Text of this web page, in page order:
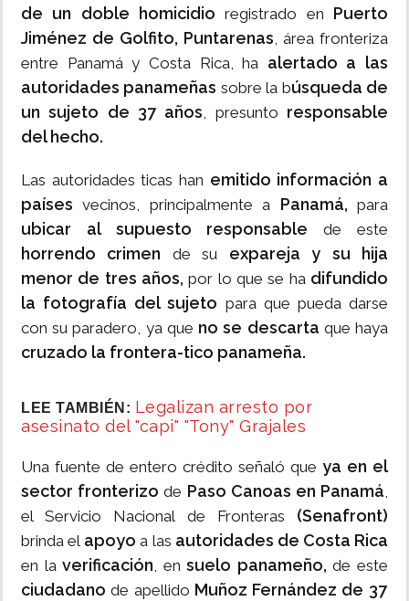
de un doble homicidioregistrado en Puerto
Jiménez de Golfito, Puntarenas, área fronteriza
entre Panamá y Costa Rica, ha alertado a las
autoridades panameñas sobre la búsqueda de
un sujeto de 37 años, presunto responsable
del hecho.
Las autoridades ticas han emitido información a
paísesvecinos, principalmente a Panamá, para
ubicar al supuesto responsable de este
horrendo crimen de su expareja y su hija
menor de tres años, por lo que se hadifundido
la fotografía del sujeto para que pueda darse
con su paradero, ya que no se descarta que haya
cruzado la frontera-tico panameña.
LEE TAMBIÉN: Legalizan arresto por
asesinato del "capi" "Tony" Grajales
Una fuente de entero crédito señaló que ya en el
sector fronterizo de Paso Canoas en Panamá,
el Servicio Nacional de Fronteras (Senafront)
brinda el apoyoa las autoridades de Costa Rica
en laverificación, ensuelo panameño, de este
ciudadano de apellido Muñoz Fernández de 37